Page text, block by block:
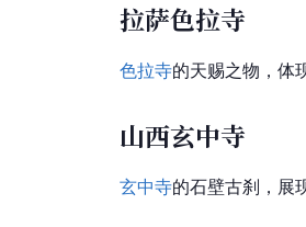
拉萨色拉寺
色拉寺的天赐之物，体
山西玄中寺
玄中寺的石壁古刹，展